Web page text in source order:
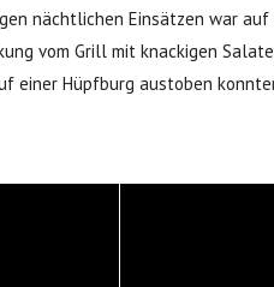
nächtlichen Einsätzen war
vom Grill mit knackigen
einer Hüpfburg austoben